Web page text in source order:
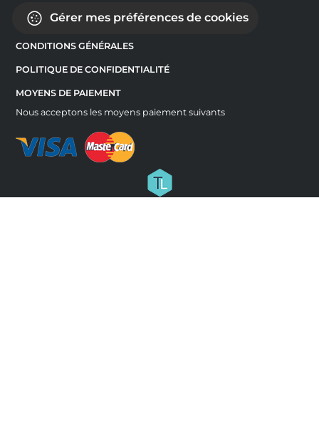
Gérer mes préférences de cookies
CONDITIONS GÉNÉRALES
POLITIQUE DE CONFIDENTIALITÉ
MOYENS DE PAIEMENT
Nous acceptons les moyens paiement suivants